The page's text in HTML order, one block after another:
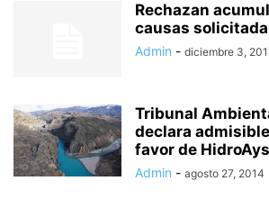
Rechazan
causas
Admin - diciembre 3,
Tribunal
declara
favor de
Admin - agosto 27, 2014